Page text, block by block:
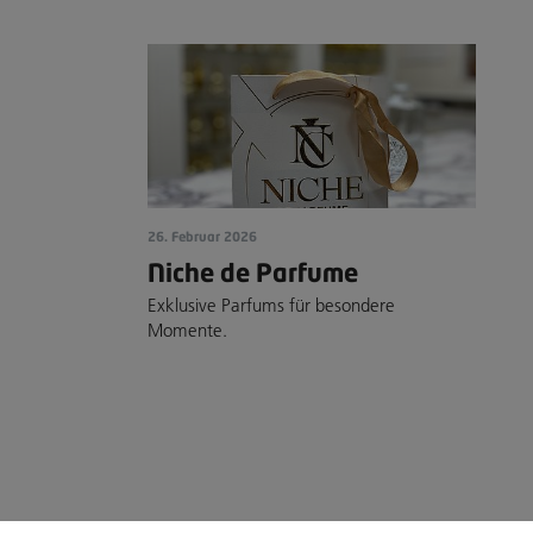
26. Februar 2026
Niche de Parfume
Exklusive Parfums für besondere
Momente.